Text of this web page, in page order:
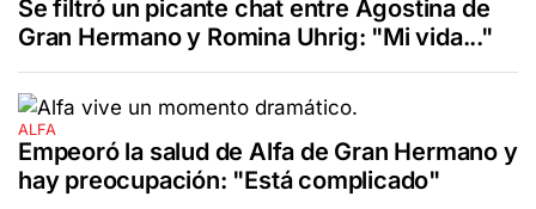
Se filtró un picante chat entre Agostina de
Gran Hermano y Romina Uhrig: "Mi vida..."
ALFA
Empeoró la salud de Alfa de Gran Hermano y
hay preocupación: "Está complicado"